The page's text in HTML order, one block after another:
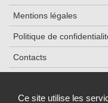
Ce site utilise les
Mentions légales
Politique de
Contacts
Cookies et traceurs